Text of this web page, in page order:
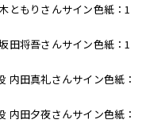
ともりさんサイン色紙：1
田将吾さんサイン色紙：1
内田真礼さんサイン色紙：
内田夕夜さんサイン色紙：